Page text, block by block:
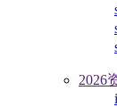
2026